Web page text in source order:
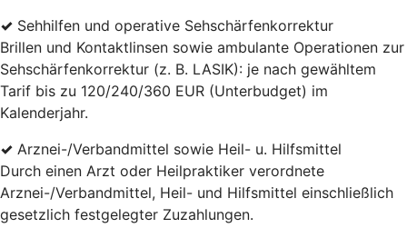
✓ Sehhilfen und operative Sehschärfenkorrektur
Brillen und Kontaktlinsen sowie ambulante Operationen zur
Sehschärfenkorrektur (z. B. LASIK): je nach gewähltem
Tarif bis zu 120/240/360 EUR (Unterbudget) im
Kalenderjahr.
✓ Arznei-/Verbandmittel sowie Heil- u. Hilfsmittel
Durch einen Arzt oder Heilpraktiker verordnete
Arznei-/Verbandmittel, Heil- und Hilfsmittel einschließlich
gesetzlich festgelegter Zuzahlungen.